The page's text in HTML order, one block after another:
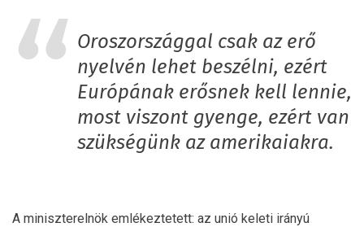
Oroszországgal csak az erő
nyelvén lehet beszélni, ezért
Európának erősnek kell lennie,
most viszont gyenge, ezért van
szükségünk az amerikaiakra.
A miniszterelnök emlékeztetett: az unió keleti irányú